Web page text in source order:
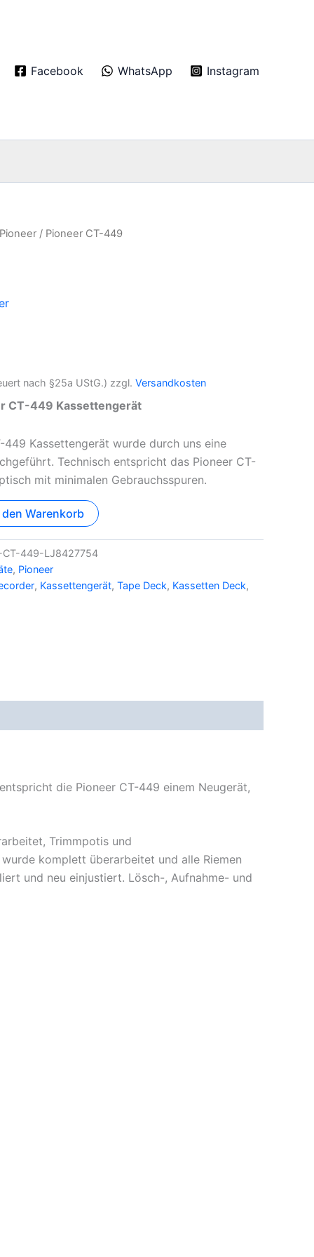
Facebook
WhatsApp Instagram
Pioneer / Pioneer CT-449
nach §25a UStG.) zzgl. Versandkosten
CT-449 Kassettengerät
449 Kassettengerät wurde durch uns eine
Technisch entspricht das Pioneer CT-
mit minimalen Gebrauchsspuren.
den Warenkorb
CT-449-LJ8427754
, Pioneer
, Kassettengerät, Tape Deck, Kassetten Deck,
die Pioneer CT-449 einem Neugerät,
Trimmpotis und
komplett überarbeitet und alle Riemen
und neu einjustiert. Lösch-, Aufnahme- und